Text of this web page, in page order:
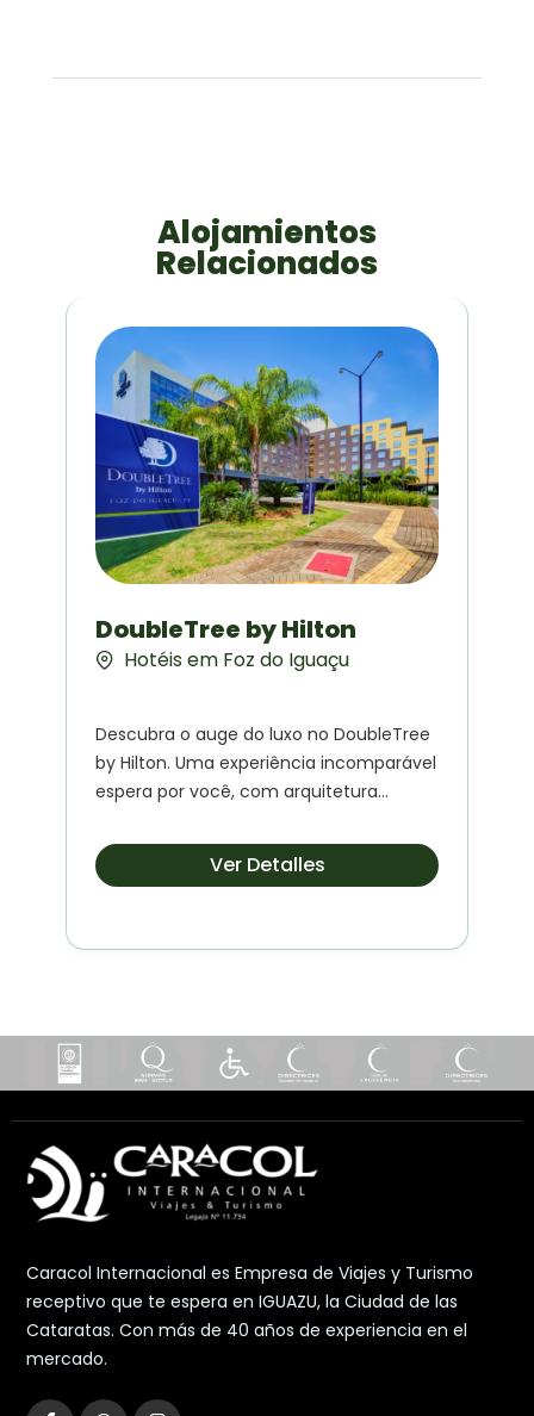
Alojamientos
Relacionados
DoubleTree by Hilton
Hotéis em Foz do Iguaçu
Descubra o auge do luxo no DoubleTree
by Hilton. Uma experiência incomparável
espera por você, com arquitetura
Ver Detalles
Caracol Internacional es Empresa de Viajes y Turismo
receptivo que te espera en IGUAZU, la Ciudad de las
Cataratas. Con más de 40 años de experiencia en el
mercado.